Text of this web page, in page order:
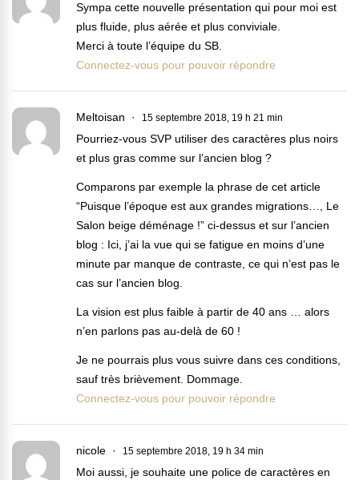
Sympa cette nouvelle présentation qui pour moi est
plus fluide, plus aérée et plus conviviale.
Merci à toute l’équipe du SB.
Connectez-vous pour pouvoir répondre
Meltoisan 15 septembre 2018, 19 h 21 min
Pourriez-vous SVP utiliser des caractères plus noirs
et plus gras comme sur l’ancien blog ?
Comparons par exemple la phrase de cet article
“Puisque l’époque est aux grandes migrations…, Le
Salon beige déménage !” ci-dessus et sur l’ancien
blog : Ici, j’ai la vue qui se fatigue en moins d’une
minute par manque de contraste, ce qui n’est pas le
cas sur l’ancien blog.
La vision est plus faible à partir de 40 ans … alors
n’en parlons pas au-delà de 60 !
Je ne pourrais plus vous suivre dans ces conditions,
sauf très brièvement. Dommage.
Connectez-vous pour pouvoir répondre
nicole 15 septembre 2018, 19 h 34 min
Moi aussi, je souhaite une police de caractères en